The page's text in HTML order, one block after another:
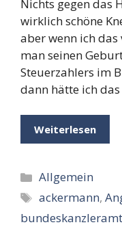
Nichts gegen das
wirklich schöne
aber wenn ich
man seinen
Steuerzahlers im
dann hätte ich
Weiterlesen
Kategorien
Allgemein
Schlagwörter
ackermann,
bundeskanzleramt